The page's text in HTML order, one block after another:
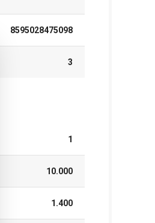
8595028475098
3
1
10.000
1.400